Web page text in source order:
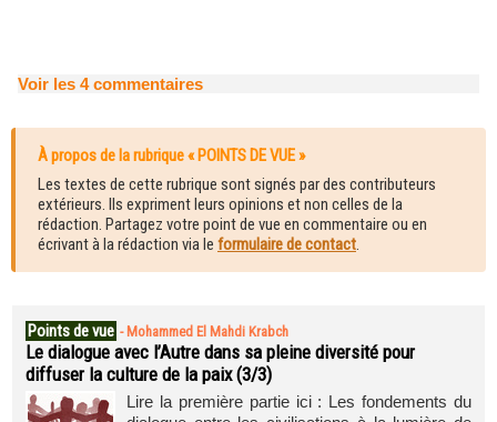
Voir les 4commentaires
À propos de la rubrique « POINTS DE VUE »
Les textes de cette rubrique sont signés par des contributeurs
extérieurs. Ils expriment leurs opinions et non celles de la
rédaction. Partagez votre point de vue en commentaire ou en
écrivant à la rédaction via le formulaire de contact.
Points de vue - Mohammed El Mahdi Krabch
Le dialogue avec l’Autre dans sa pleine diversité pour
diffuser la culture de la paix (3/3)
Lire la première partie ici : Les fondements du